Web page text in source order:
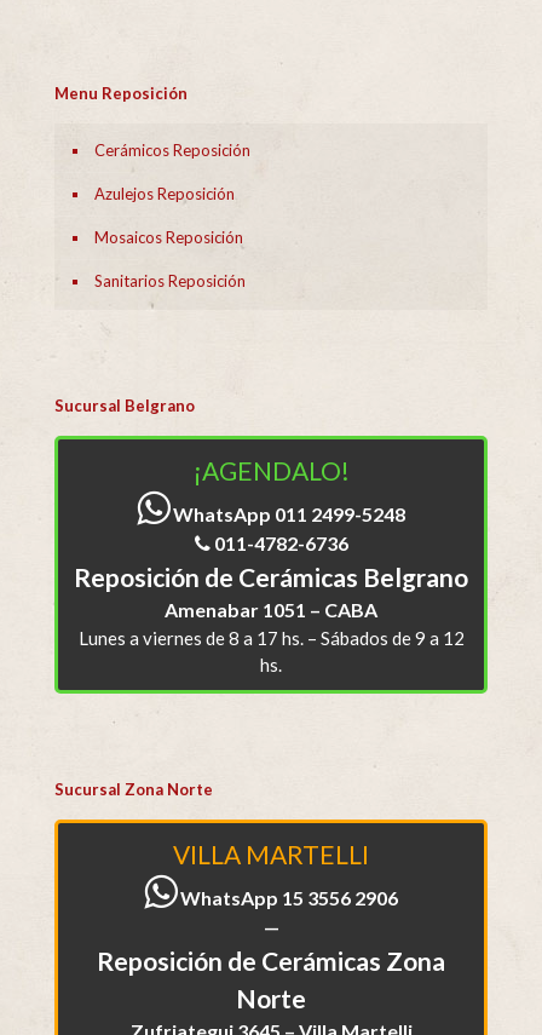
Menu Reposición
Cerámicos Reposición
Azulejos Reposición
Mosaicos Reposición
Sanitarios Reposición
Sucursal Belgrano
¡AGENDALO!
WhatsApp 011 2499-5248
011-4782-6736
Reposición de Cerámicas Belgrano
Amenabar 1051 – CABA
Lunes a viernes de 8 a 17 hs. – Sábados de 9 a 12
hs.
Sucursal Zona Norte
VILLA MARTELLI
WhatsApp 15 3556 2906
—
Reposición de Cerámicas Zona
Norte